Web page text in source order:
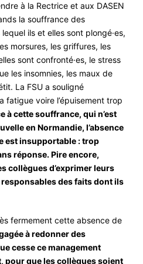
à la Rectrice et aux DASEN
la souffrance des
ils et elles sont plongé·es,
morsures, les griffures, les
sont confronté·es, le stress
les insomnies, les maux de
La FSU a souligné
fatigue voire l’épuisement trop
à cette souffrance, qui n’est
en Normandie, l’absence
est insupportable : trop
réponse. Pire encore,
collègues d’exprimer leurs
des faits dont ils
fermement cette absence de
à redonner des
cesse ce management
pour que les collègues soient